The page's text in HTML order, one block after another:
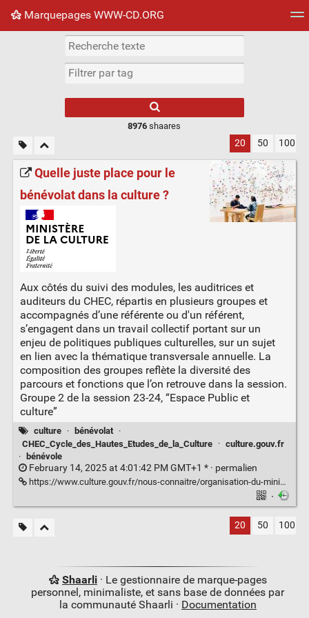
Marquepages WWW-CD.ORG
Nuage de tags Mur d'images
8976 shaares
20 50 100
Quelle juste place pour le
bénévolat dans la culture ?
Aux côtés du suivi des modules, les auditrices et
auditeurs du CHEC, répartis en plusieurs groupes et
accompagnés d’une référente ou d'un référent,
s’engagent dans un travail collectif portant sur un
enjeu de politiques publiques culturelles, sur un sujet
en lien avec la thématique transversale annuelle. La
composition des groupes reflète la diversité des
parcours et fonctions que l’on retrouve dans la session.
Groupe 2 de la session 23-24, “Espace Public et
culture”
culture · bénévolat
·
CHEC_Cycle_des_Hautes_Etudes_de_la_Culture
· culture.gouv.fr
·
bénévole
February 14, 2025 at 4:01:42 PM GMT+1 * · permalien
https://www.culture.gouv.fr/nous-connaitre/organisation-du-ministere/cycle-des-hautes-etudes-de-la-culture-chec/travaux-des-auditeurs/Par-session-annuelle/Session-23-24/quelle-juste-place-pour-le-benevolat-dans-la-culture
·
20 50 100
Shaarli· Le gestionnaire de marque-pages
personnel, minimaliste, et sans base de données par
la communauté Shaarli · Documentation